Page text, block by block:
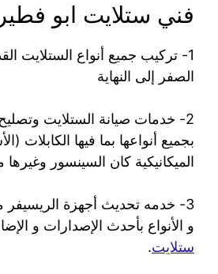
فني ستلايت ابو
1- تركيب جميع أنواع الستلايت
الصفر إلى النهاية
2- خدمات صيانة الستلايت
بجميع أنواعها بما فيها الكابلات
الميكانيكية كان السينسور وغيرها
3- خدمه تحديث أجهزة الريسيفر
و الأنواع بأحدث الإصدارات و
ستلايت.